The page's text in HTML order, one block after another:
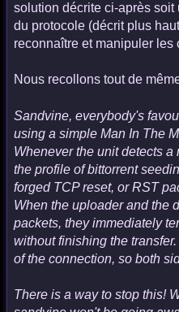
solution décrite ci-après soit
du protocole (décrit plus
reconnaître et manipuler les
Nous recollons tout de
Sandvine, everybody's
using a simple Man In The
Whenever the unit detects
the profile of bittorrent
forged TCP reset, or RST
When the uploader and the
packets, they immediately
without finishing the
of the connection, so both
There is a way to stop this!